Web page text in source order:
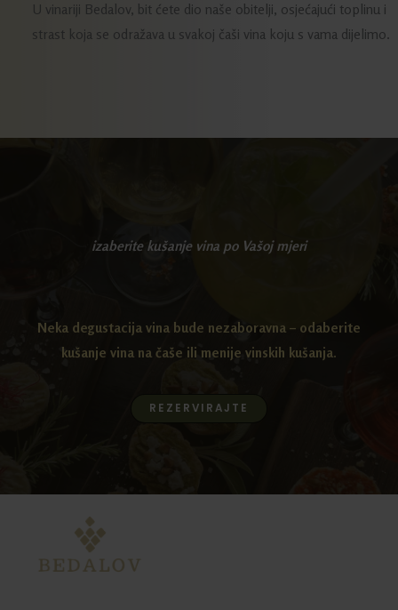
U vinariji Bedalov, bit ćete dio naše obitelji, osjećajući toplinu i
strast koja se odražava u svakoj čaši vina koju s vama dijelimo.
izaberite kušanje vina po Vašoj mjeri
Neka degustacija vina bude nezaboravna – odaberite
kušanje vina na čaše ili menije vinskih kušanja.
REZERVIRAJTE